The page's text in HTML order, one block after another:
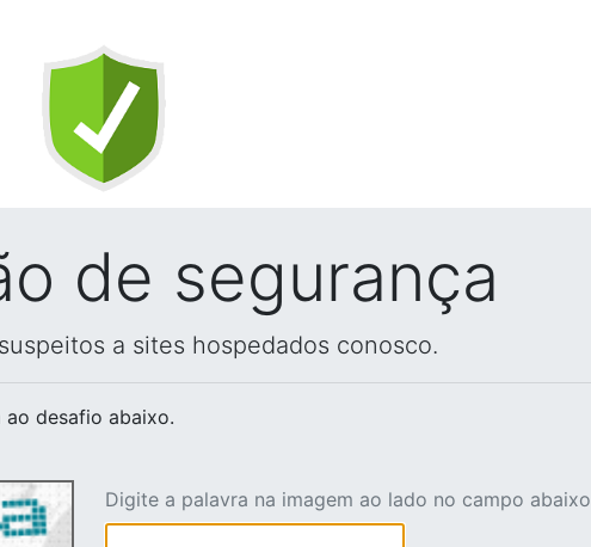
de segurança
a sites hospedados conosco.
ao desafio abaixo.
Digite a palavra na imagem ao lado no campo abaixo